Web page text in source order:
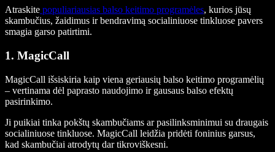
Atraskite populiariausias balso keitimo programėles, kurios jūsų
skambučius, žaidimus ir bendravimą socialiniuose tinkluose pavers
smagia garso patirtimi.
1. MagicCall
MagicCall išsiskiria kaip viena geriausių balso keitimo programėlių
– vertinama dėl paprasto naudojimo ir gausaus balso efektų
pasirinkimo.
Ji puikiai tinka pokštų skambučiams ar pasilinksminimui su draugais
socialiniuose tinkluose. MagicCall leidžia pridėti foninius garsus,
kad skambučiai atrodytų dar tikroviškesni.